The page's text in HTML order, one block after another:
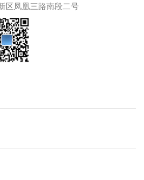
区凤凰三路南段二号